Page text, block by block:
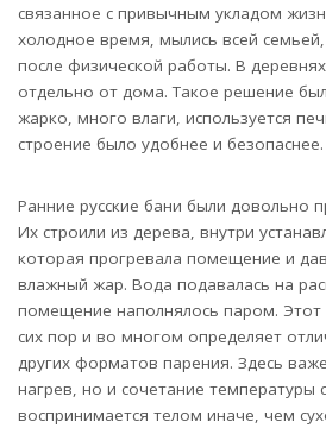
связанное с привычным укладом
холодное время, мылись всей семьей,
после физической работы. В
отдельно от дома. Такое решение
жарко, много влаги, используется
строение было удобнее и безопаснее.
Ранние русские бани были довольно
Их строили из дерева, внутри
которая прогревала помещение и
влажный жар. Вода подавалась на
помещение наполнялось паром. Этот
сих пор и во многом определяет
других форматов парения. Здесь
нагрев, но и сочетание температуры
воспринимается телом иначе, чем